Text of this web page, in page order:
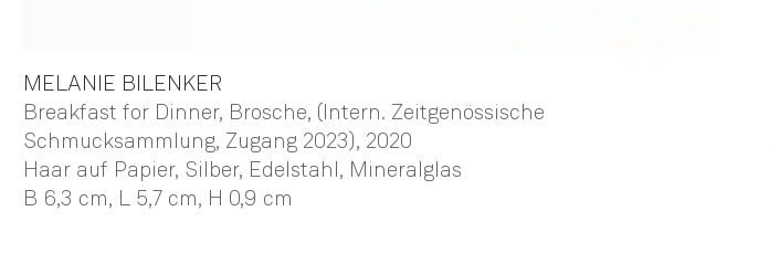
MELANIE BILENKER
Breakfast for Dinner, Brosche, (Intern. Zeitgenössische
Schmucksammlung, Zugang 2023), 2020
Haar auf Papier, Silber, Edelstahl, Mineralglas
B 6,3 cm, L 5,7 cm, H 0,9 cm